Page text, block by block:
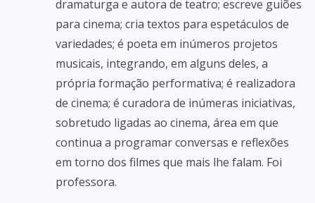
dramaturga e autora de teatro; escreve guiões
para cinema; cria textos para espetáculos de
variedades; é poeta em inúmeros projetos
musicais, integrando, em alguns deles, a
própria formação performativa; é realizadora
de cinema; é curadora de inúmeras iniciativas,
sobretudo ligadas ao cinema, área em que
continua a programar conversas e reflexões
em torno dos filmes que mais lhe falam. Foi
professora.